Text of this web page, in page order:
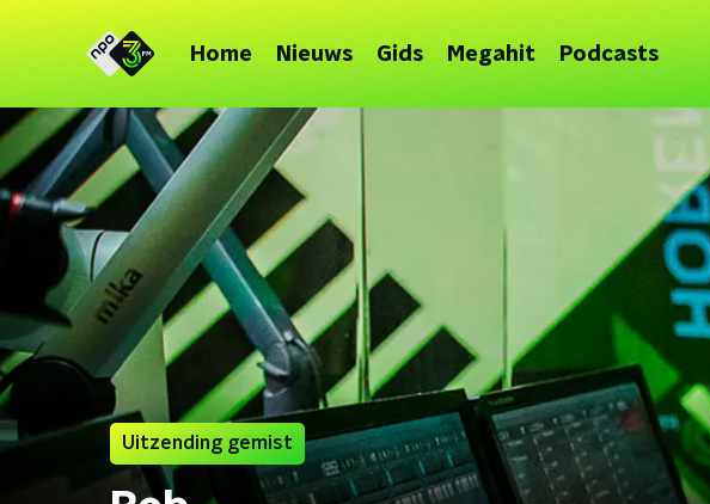
Home Nieuws Gids Megahit Podcasts
Uitzending gemist